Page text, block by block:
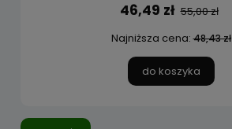
46,49 zł 55,00 zł
Najniższa cena:48,43 zł
do koszyka